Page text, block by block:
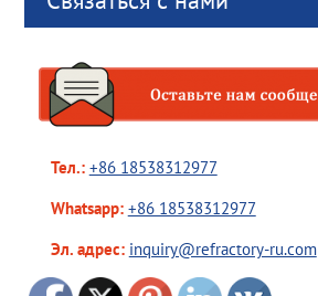
Тел.: +86 18538312977
Whatsapp: +86 18538312977
Эл. адрес: inquiry@refractory-ru.com